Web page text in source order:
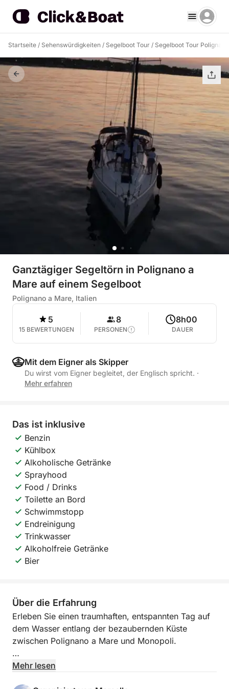
Startseite / Sehenswürdigkeiten / Segelboot Tour / Segelboot Tour
Ganztägiger Segeltörn in Polignano a
Mare auf einem Segelboot
Polignano a Mare, Italien
5
15 BEWERTUNGEN
8
PERSONEN
8h00
DAUER
Mit dem Eigner als Skipper
Du wirst vom Eigner begleitet, der Englisch spricht. ·
Mehr erfahren
Das ist inklusive
Benzin
Kühlbox
Alkoholische Getränke
Sprayhood
Food / Drinks
Toilette an Bord
Schwimmstopp
Endreinigung
Trinkwasser
Alkoholfreie Getränke
Bier
Über die Erfahrung
Erleben Sie einen traumhaften, entspannten Tag auf
dem Wasser entlang der bezaubernden Küste
zwischen Polignano a Mare und Monopoli.
Bewundern Sie die imposanten Klippen von
Mehr lesen